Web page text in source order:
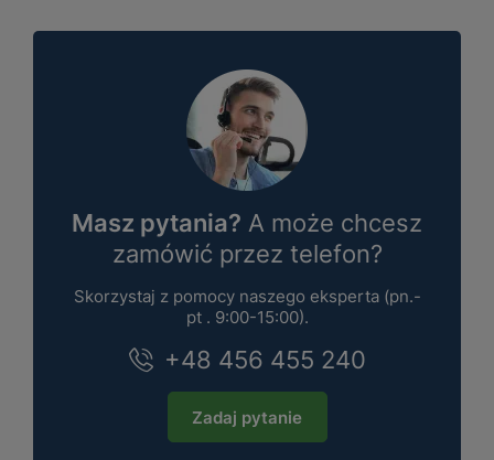
Masz pytania? A może chcesz
zamówić przez telefon?
Skorzystaj z pomocy naszego eksperta (pn.-
pt . 9:00-15:00).
+48 456 455 240
Zadaj pytanie